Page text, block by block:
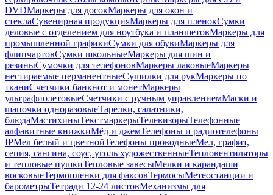
DVDМаркеры для досокМаркеры для окон и
стеклаСувенирная продукцияМаркеры для пленокСумки
деловые с отделением для ноутбука и планшетовМаркеры для
промышленной графикиСумки для обувиМаркеры для
флипчартовСумки школьныеМаркеры для шин и
резиныСумочки для телефоновМаркеры лаковыеМаркеры
нестираемые перманентныеСушилки для рукМаркеры по
тканиСчетчики банкнот и монетМаркеры
ультрафиолетовыеСчетчики с ручным управлениемМаски и
шапочки одноразовыеТарелки, салатники,
блюдаМастихиныТекстмаркерыТелевизорыТелефонные
алфавитные книжкиМёд и джемТелефоны и радиотелефоны
IPМел белый и цветнойТелефоны проводныеМел, графит,
сепия, сангина, соус, уголь художественныеТепловентиляторы
и тепловые пушкиТепловые завесыМелки и карандаши
восковыеТермопленки для факсовТермосыМетеостанции и
барометрыТетради 12-24 листовМеханизмы для